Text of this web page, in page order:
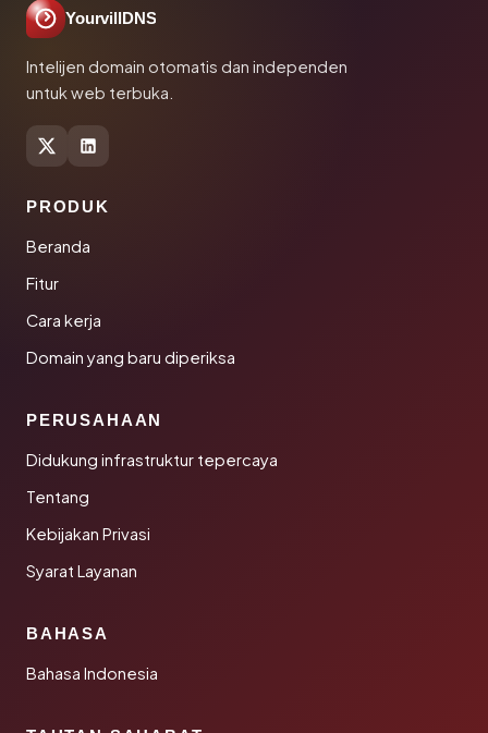
YourvillDNS
Intelijen domain otomatis dan independen
untuk web terbuka.
PRODUK
Beranda
Fitur
Cara kerja
Domain yang baru diperiksa
PERUSAHAAN
Didukung infrastruktur tepercaya
Tentang
Kebijakan Privasi
Syarat Layanan
BAHASA
Bahasa Indonesia